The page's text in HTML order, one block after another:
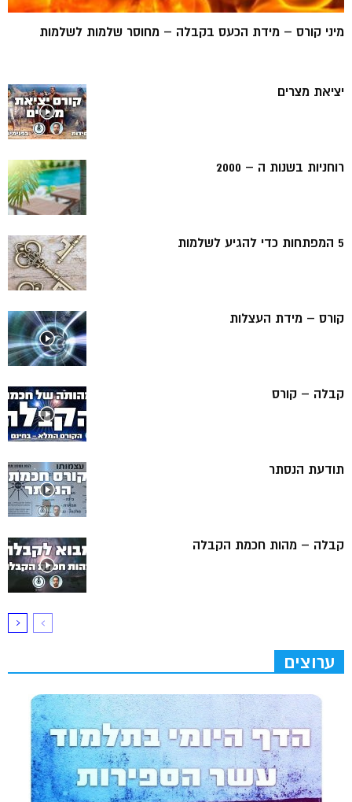
מיני קורס – מידת הכעס בקבלה – מחוסר שלמות לשלמות
יציאת מצרים
רוחניות בשנות ה – 2000
5 המפתחות כדי להגיע לשלמות
קורס – מידת העצלות
קבלה – קורס
תודעת הנסתר
קבלה – מהות חכמת הקבלה
ערוצים